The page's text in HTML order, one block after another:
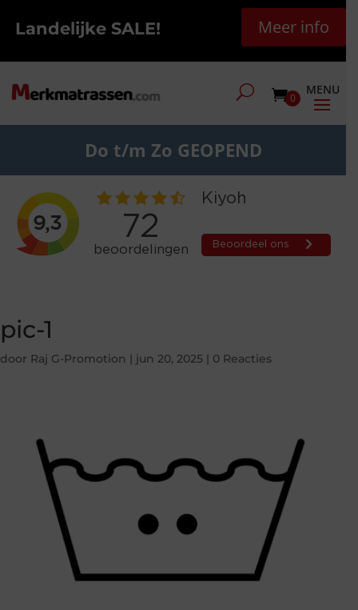
Landelijke SALE! Meer info
0
Do t/m Zo GEOPEND
pic-1
door Raj G-Promotion | jun 20, 2025 | 0 Reacties